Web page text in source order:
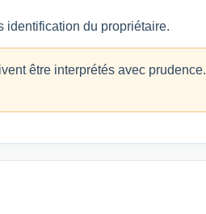
identification du propriétaire.
être interprétés avec prudence.